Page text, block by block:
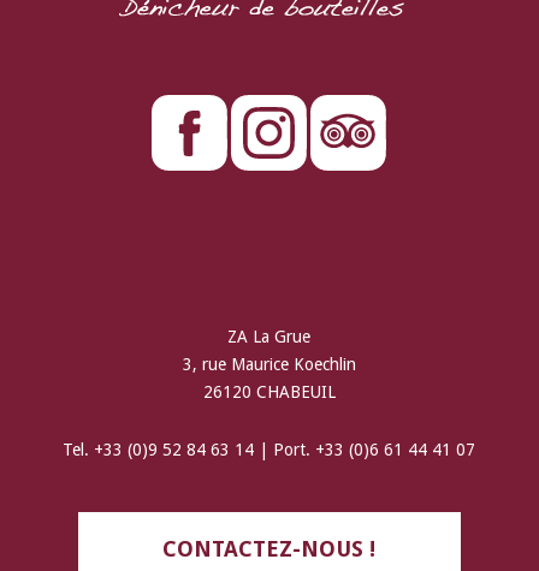
ZA La Grue
3, rue Maurice Koechlin
26120 CHABEUIL
Tel. +33 (0)9 52 84 63 14 | Port. +33 (0)6 61 44 41 07
CONTACTEZ-NOUS !